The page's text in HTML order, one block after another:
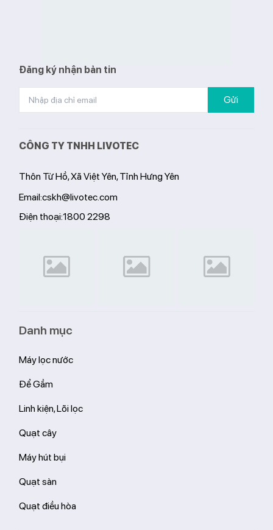
Đăng ký nhận bản tin
Gửi
CÔNG TY TNHH LIVOTEC
Thôn Từ Hồ, Xã Việt Yên, Tỉnh Hưng Yên
Email:cskh@livotec.com
Điện thoại:1800 2298
Danh mục
Máy lọc nước
Để Gầm
Linh kiện, Lõi lọc
Quạt cây
Máy hút bụi
Quạt sàn
Quạt điều hòa